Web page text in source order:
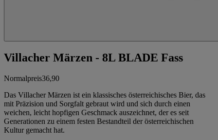
Villacher Märzen - 8L BLADE Fass
Normalpreis36,90
Das Villacher Märzen ist ein klassisches österreichisches Bier, das
mit Präzision und Sorgfalt gebraut wird und sich durch einen
weichen, leicht hopfigen Geschmack auszeichnet, der es seit
Generationen zu einem festen Bestandteil der österreichischen
Kultur gemacht hat.